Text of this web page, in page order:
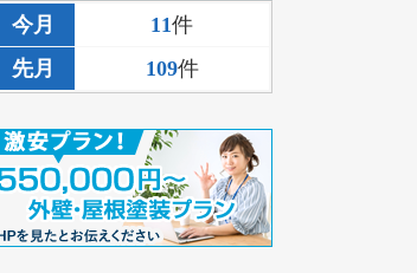
頂きました！
2026/08/02
名古屋市名東区のお客様より、雨漏り補
修工事の御見積依頼を頂きました！
2026/08/01
名古屋市千種区のお客様より、外壁その
他塗装工事の御見積依頼を頂きました！
2026/08/01
名古屋市中川区のお客様より、雨漏れ修
今月 11件
先月
109件